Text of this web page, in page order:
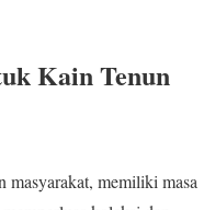
Kain Tenun
masyarakat, memiliki masa